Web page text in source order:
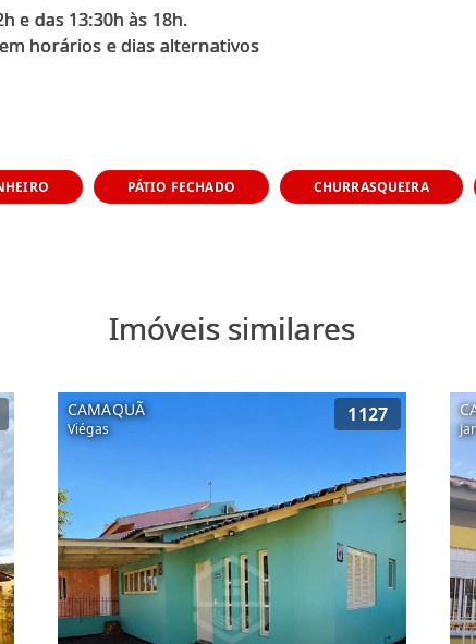
e das 13:30h às 18h.
horários e dias alternativos
PÁTIO FECHADO CHURRASQUEIRA
Imóveis similares
CAMAQUÃ
Viégas
1127